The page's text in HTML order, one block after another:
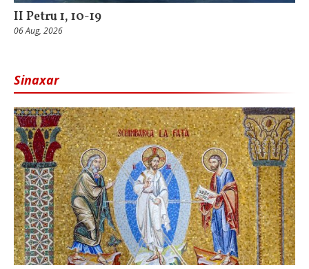
II Petru 1, 10-19
06 Aug, 2026
Sinaxar